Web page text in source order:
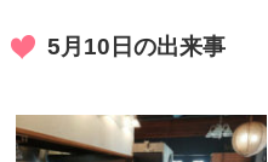
5月10日の出来事